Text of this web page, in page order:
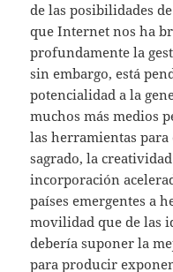
de las posibilidades
que Internet nos ha
profundamente la
sin embargo, está
potencialidad a la
muchos más medios
las herramientas
sagrado, la
incorporación
países emergentes a
movilidad que de las
debería suponer la
para producir